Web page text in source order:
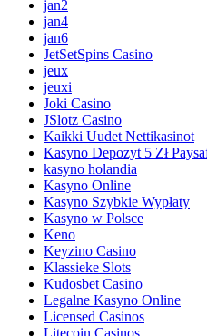
jan2
jan4
jan6
JetSetSpins Casino
jeux
jeuxi
Joki Casino
JSlotz Casino
Kaikki Uudet Nettikasinot
Kasyno Depozyt 5 Zł
kasyno holandia
Kasyno Online
Kasyno Szybkie Wypłaty
Kasyno w Polsce
Keno
Keyzino Casino
Klassieke Slots
Kudosbet Casino
Legalne Kasyno Online
Licensed Casinos